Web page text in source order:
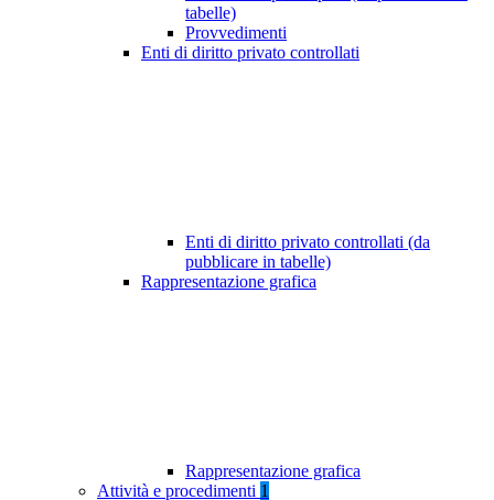
tabelle)
Provvedimenti
Enti di diritto privato controllati
Enti di diritto privato controllati (da
pubblicare in tabelle)
Rappresentazione grafica
Rappresentazione grafica
Attività e procedimenti 1